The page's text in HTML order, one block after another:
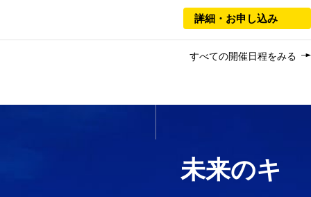
詳細・お申し込み
すべての開催日程をみる
未来のキ